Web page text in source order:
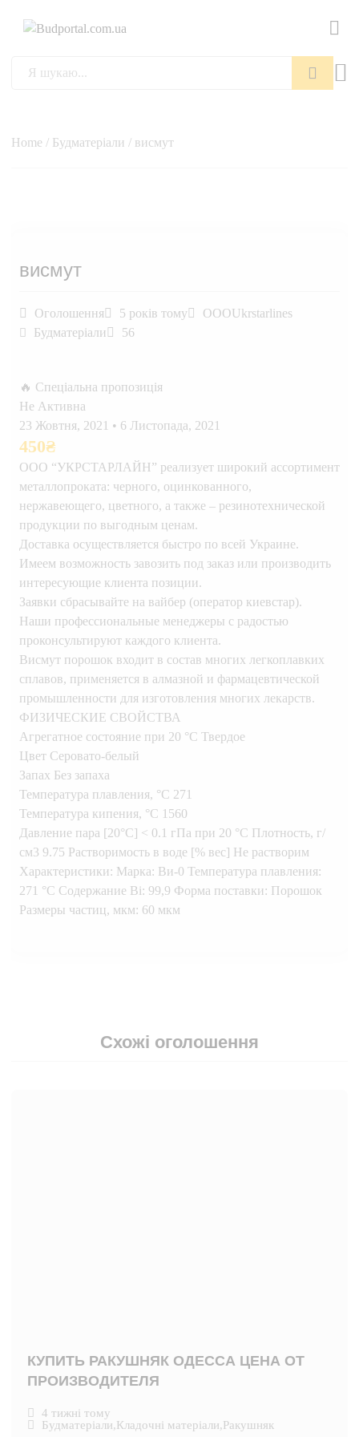
Home / Будматеріали / висмут
висмут
Оголошення 5 років тому
OOOUkrstarlines
Будматеріали
56
🔥 Спеціальна пропозиція
Не Активна
23 Жовтня, 2021 • 6 Листопада, 2021
450₴
ООО “УКРСТАРЛАЙН” реализует широкий ассортимент
металлопроката: черного, оцинкованного,
нержавеющего, цветного, а также – резинотехнической
продукции по выгодным ценам.
Доставка осуществляется быстро по всей Украине.
Имеем возможность завозить под заказ или производить
интересующие клиента позиции.
Заявки сбрасывайте на вайбер (оператор киевстар).
Наши профессиональные менеджеры с радостью
проконсультируют каждого клиента.
Висмут порошок входит в состав многих легкоплавких
сплавов, применяется в алмазной и фармацевтической
промышленности для изготовления многих лекарств.
ФИЗИЧЕСКИЕ СВОЙСТВА
Агрегатное состояние при 20 °C Твердое
Цвет Серовато-белый
Запах Без запаха
Температура плавления, °C 271
Температура кипения, °C 1560
Давление пара [20°C] < 0.1 гПа при 20 °C Плотность, г/
см3 9.75 Растворимость в воде [% вес] Не растворим
Характеристики: Марка: Ви-0 Температура плавления:
271 °С Содержание Bi: 99,9 Форма поставки: Порошок
Размеры частиц, мкм: 60 мкм
Схожі оголошення
КУПИТЬ РАКУШНЯК ОДЕССА ЦЕНА ОТ
ПРОИЗВОДИТЕЛЯ
4 тижні тому
Будматеріали,Кладочні матеріали,Ракушняк